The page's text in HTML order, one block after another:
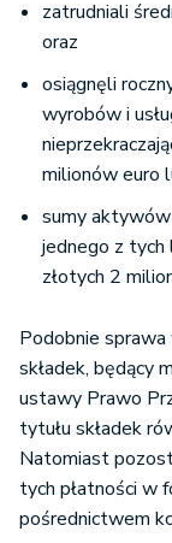
zatrudniali
oraz
osiągnęli
wyrobów i
milionów euro
sumy
jednego z tych
złotych 2
Podobnie
składek, będący
ustawy Prawo
tytułu składek
Natomiast
tych płatności w
pośrednictwem